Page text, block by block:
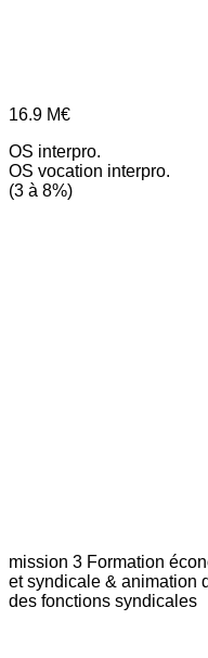
16.9 M€
OS interpro.
OS vocation interpro.
(3 à 8%)
mission 3 Formation
et syndicale & animation
des fonctions syndicales